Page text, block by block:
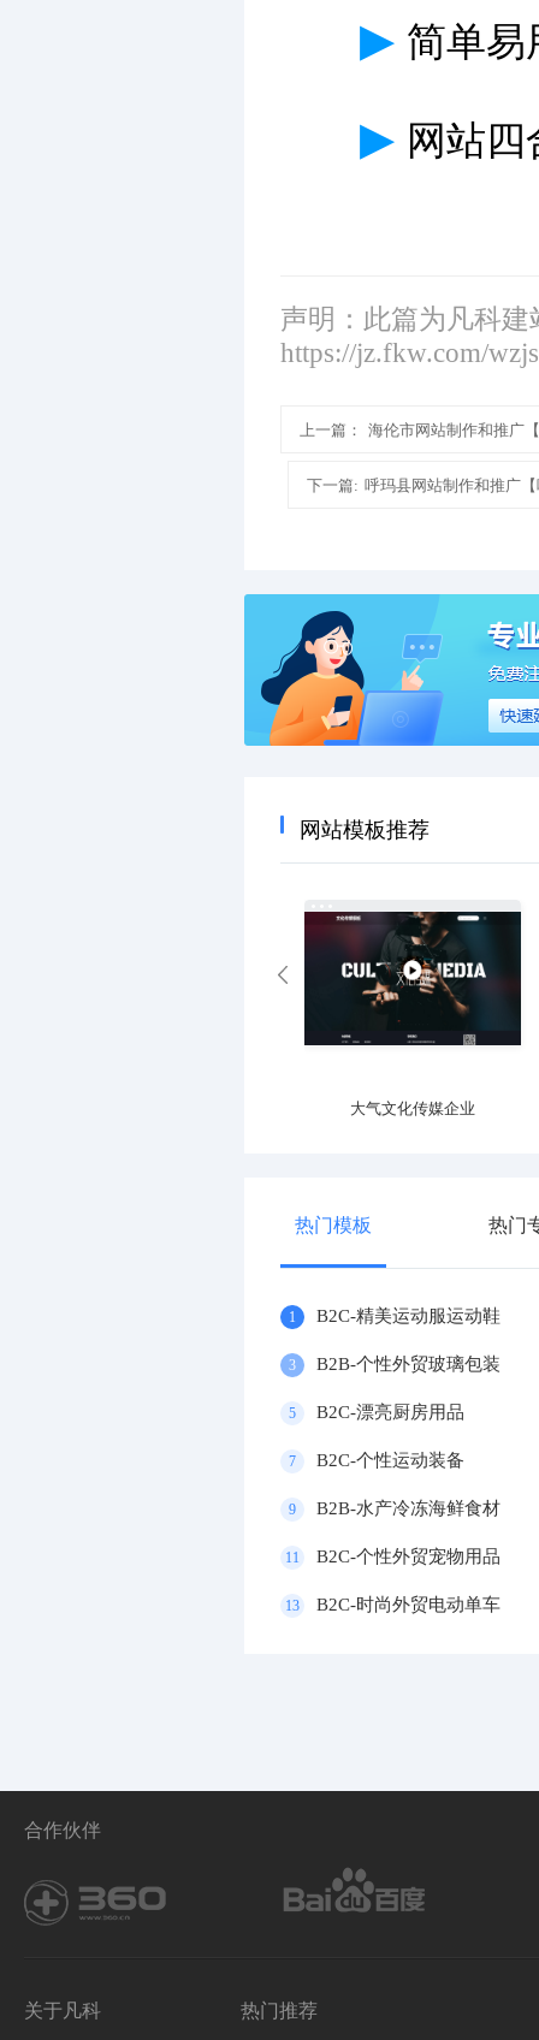
▶ 简单易
▶ 网站四
声明：此篇为凡科
https://jz.fkw.com/
上一篇： 海伦市网站制作和推广
下一篇: 呼玛县网站制作和推广
网站模板推荐
大气文化传媒企业
热门模板 热门
1 B2C-精美运动服运动鞋
3 B2B-个性外贸玻璃包装
5 B2C-漂亮厨房用品
7 B2C-个性运动装备
9 B2B-水产冷冻海鲜食材
11 B2C-个性外贸宠物用品
13 B2C-时尚外贸电动单车
合作伙伴
关于凡科 热门推荐